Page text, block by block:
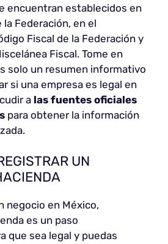
encuentran establecidos en
la Federación, en el
Fiscal de la Federación y
Fiscal. Tome en
solo un resumen informativo
si una empresa es legal en
a las fuentes oficiales
para obtener la información
UN
negocio en México,
es un paso
que sea legal y puedas